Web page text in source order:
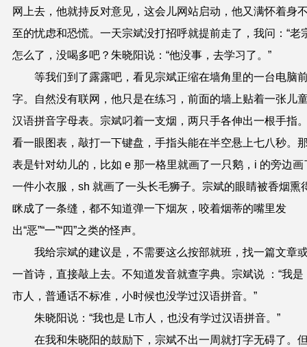
网上去，他就持反对意见，这会儿网站启动，他又满怀着身
至的忧虑和恐慌。一天宗斌没打招呼就提前走了，我问：“老
怎么了，没喝多吧？朱晓阳说：“他没事，去学习了。”
等我们到了露露吧，看见宗斌正缩在墙角里的一台电脑
字。自然没有联网，他只是在练习，前面的墙上贴着一张儿
汉语拼音字母表。宗斌叼着一支烟，两只手各伸出一根手指
看一眼图表，敲打一下键盘，手指头能在半空悬上七八秒。
表是针对幼儿的，比如 e 那一格里就画了一只鹅，i 的旁边画
一件小衣服，sh 就画了一头长毛狮子。宗斌的眼睛被香烟熏
眯成了一条缝，都不知道弹一下烟灰，咬着烟蒂的嘴里发
出“恶”“一”“四”之类的怪声。
我给宗斌的建议是，不需要这么按部就班，找一篇文章
一首诗，直接敲上去。不知道发音就查字典。宗斌说 ：“我是
市人，普通话不标准，小时候也没学过汉语拼音。”
朱晓阳说：“我也是 L市人，也没有学过汉语拼音。”
在我和朱晓阳的鼓励下，宗斌不出一周就打字无碍了。